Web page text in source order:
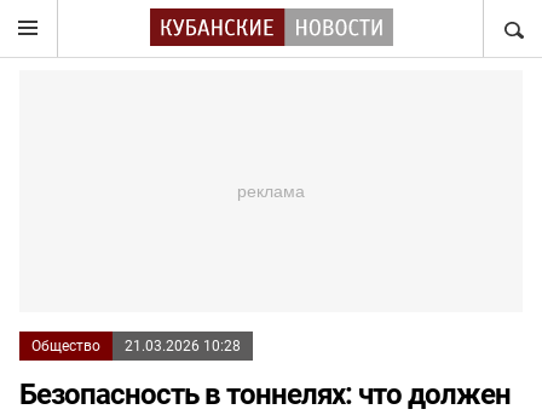
Общество 21.03.2026 10:28
Безопасность в тоннелях: что должен